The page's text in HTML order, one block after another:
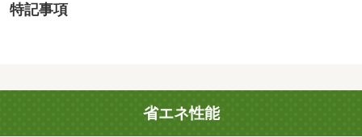
特記事項
省エネ性能